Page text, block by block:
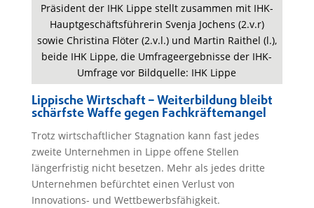
Präsident der IHK Lippe stellt zusammen mit IHK-
Hauptgeschäftsführerin Svenja Jochens (2.v.r)
sowie Christina Flöter (2.v.l.) und Martin Raithel (l.),
beide IHK Lippe, die Umfrageergebnisse der IHK-
Umfrage vor Bildquelle: IHK Lippe
Lippische Wirtschaft – Weiterbildung bleibt
schärfste Waffe gegen Fachkräftemangel
Trotz wirtschaftlicher Stagnation kann fast jedes
zweite Unternehmen in Lippe offene Stellen
längerfristig nicht besetzen. Mehr als jedes dritte
Unternehmen befürchtet einen Verlust von
Innovations- und Wettbewerbsfähigkeit.